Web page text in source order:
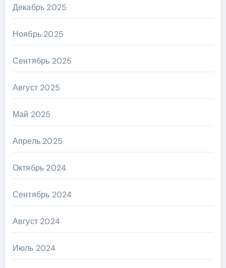
Декабрь 2025
Ноябрь 2025
Сентябрь 2025
Август 2025
Май 2025
Апрель 2025
Октябрь 2024
Сентябрь 2024
Август 2024
Июль 2024